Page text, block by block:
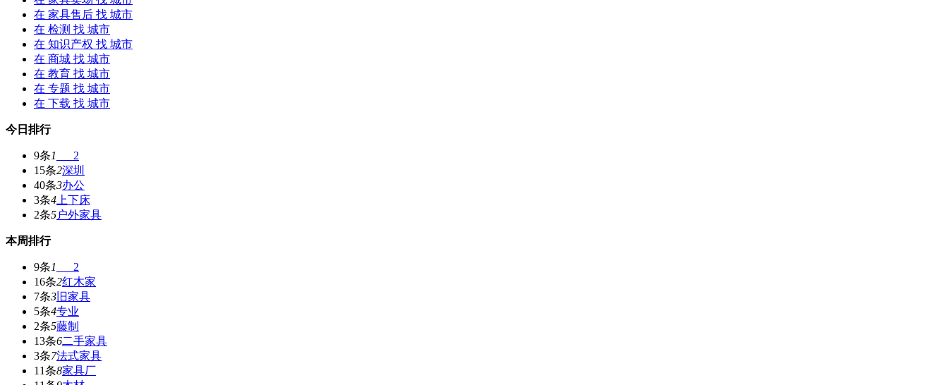
在 家具售后 找 城市
在 检测 找 城市
在 知识产权 找 城市
在 商城 找 城市
在 教育 找 城市
在 专题 找 城市
在 下载 找 城市
今日排行
9条1
___2
15条2深圳
40条3办公
3条4 上下床
2条5户外家具
本周排行
9条1
___2
16条2红木家
7条3 旧家具
5条4专业
2条5藤制
13条6二手家具
3条7法式家具
11条8家具厂